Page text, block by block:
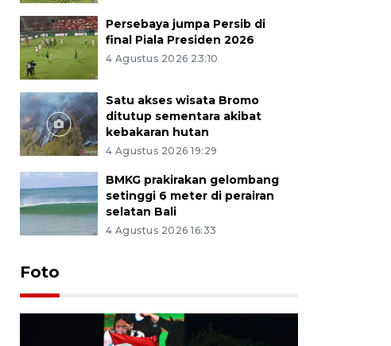
Persebaya jumpa Persib di
final Piala Presiden 2026
4 Agustus 2026 23:10
Satu akses wisata Bromo
ditutup sementara akibat
kebakaran hutan
4 Agustus 2026 19:29
BMKG prakirakan gelombang
setinggi 6 meter di perairan
selatan Bali
4 Agustus 2026 16:33
Foto